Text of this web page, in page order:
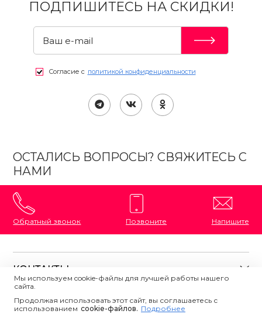
ПОДПИШИТЕСЬ НА СКИДКИ!
Согласие с политикой конфиденциальности
ОСТАЛИСЬ ВОПРОСЫ? СВЯЖИТЕСЬ С
НАМИ
Обратный звонок Позвоните Напишите
КОНТАКТЫ
8 (800) 333-87-72
Напишите нам
ПОЛЕЗНАЯ ИНФОРМАЦИЯ
Мы используем cookie-файлы для лучшей работы нашего
сайта.
Продолжая использовать этот сайт, вы соглашаетесь с
использованием сookie-файлов. Подробнее